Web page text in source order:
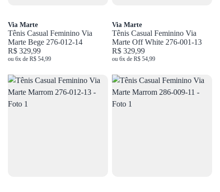
Via Marte
Tênis Casual Feminino Via
Marte Bege 276-012-14
R$ 329,99
ou 6x de R$ 54,99
Via Marte
Tênis Casual Feminino Via
Marte Off White 276-001-13
R$ 329,99
ou 6x de R$ 54,99